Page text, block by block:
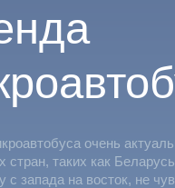
очень
стран, таких как
с запада на восток, не